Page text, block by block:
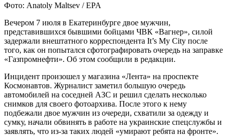
Фото: Anatoly Maltsev / EPA
Вечером 7 июля в Екатеринбурге двое мужчин,
представившихся бывшими бойцами ЧВК «Вагнер», силой
задержали внештатного корреспондента It’s My City после
того, как он попытался сфотографировать очередь на заправке
«Газпромнефти». Об этом сообщили в редакции.
Инцидент произошел у магазина «Лента» на проспекте
Космонавтов. Журналист заметил большую очередь
автомобилей на соседней АЗС и решил сделать несколько
снимков для своего фотоархива. После этого к нему
подбежали двое мужчин из очереди, схватили за одежду и
сумку, начали обвинять в работе на украинские спецслужбы и
заявлять, что из-за таких людей «умирают ребята на фронте».